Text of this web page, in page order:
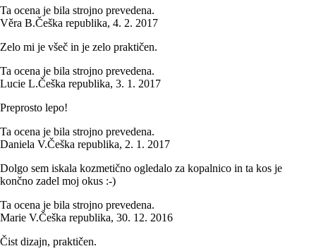
Ta ocena je bila strojno prevedena.
Věra B.Češka republika, 4. 2. 2017
Zelo mi je všeč in je zelo praktičen.
Ta ocena je bila strojno prevedena.
Lucie L.Češka republika, 3. 1. 2017
Preprosto lepo!
Ta ocena je bila strojno prevedena.
Daniela V.Češka republika, 2. 1. 2017
Dolgo sem iskala kozmetično ogledalo za kopalnico in ta kos je
končno zadel moj okus :-)
Ta ocena je bila strojno prevedena.
Marie V.Češka republika, 30. 12. 2016
Čist dizajn, praktičen.